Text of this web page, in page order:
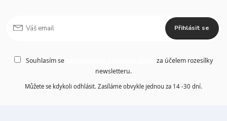
Přihlásit se
Souhlasím se
za účelem rozesílky
newsletteru.
Můžete se kdykoli odhlásit. Zasíláme obvykle jednou za 14 -30 dní.